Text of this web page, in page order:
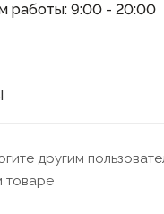
работы: 9:00 - 20:00
другим
товаре